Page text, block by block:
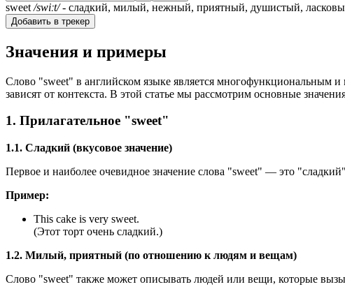
sweet /swiːt/- сладкий, милый, нежный, приятный, душистый,
Добавить в трекер
Значения и примеры
Слово "sweet" в английском языке является многофункциональным и
зависят от контекста. В этой статье мы рассмотрим основные
1. Прилагательное "sweet"
1.1. Сладкий (вкусовое значение)
Первое и наиболее очевидное значение слова "sweet" — это
Пример:
This cake is very sweet.
(Этот торт очень сладкий.)
1.2. Милый, приятный (по отношению к людям и вещам)
Слово "sweet" также может описывать людей или вещи, которые